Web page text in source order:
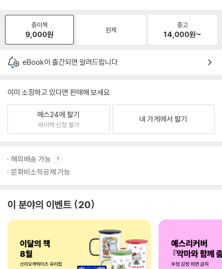
종이책
9,000원 원제
중고
14,000원~
eBook이 출간되면 알려드립니다.
이미 소장하고 있다면 판매해 보세요.
예스24에 팔기
바이백 신청 불가
내 가게에서 팔기
해외배송 가능
문화비소득공제 가능
이 분야의 이벤트 20